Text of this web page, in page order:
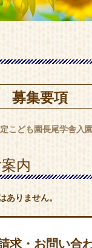
募集要項
こども園長尾学舎入
内
ありません。
求・お問い合